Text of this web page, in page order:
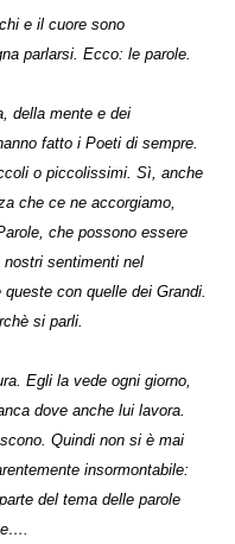
e il cuore sono
parlarsi. Ecco: le parole.
della mente e dei
fatto i Poeti di sempre.
o piccolissimi. Sì, anche
che ce ne accorgiamo,
che possono essere
nostri sentimenti nel
con quelle dei Grandi.
si parli.
Egli la vede ogni giorno,
dove anche lui lavora.
Quindi non si è mai
insormontabile:
del tema delle parole